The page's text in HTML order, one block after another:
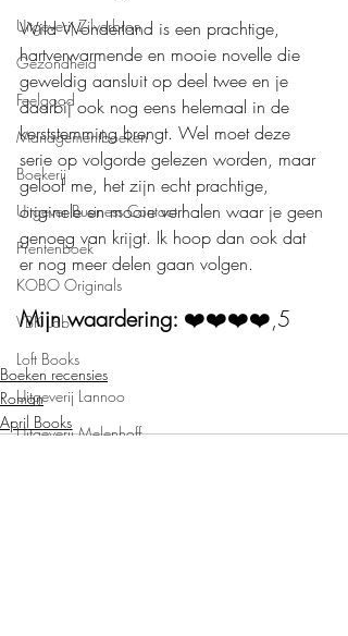
Uitgeverij Zilverbron
Gezondheid
Feelgood
Managementboeken
Boekerij
Uitgever Business Contact
Prentenboek
KOBO Originals
VBK Lab
Loft Books
Uitgeverij Lannoo
Uitgeverij Melenhoff
Wild Wonderland is een prachtige,
hartverwarmende en mooie novelle die
geweldig aansluit op deel twee en je
daarbij ook nog eens helemaal in de
kerststemming brengt. Wel moet deze
serie op volgorde gelezen worden, maar
geloof me, het zijn echt prachtige,
originele en mooie verhalen waar je geen
genoeg van krijgt. Ik hoop dan ook dat
er nog meer delen gaan volgen.
Mijn waardering: ❤️❤️❤️❤️,5
Boeken recensies
Roman
April Books